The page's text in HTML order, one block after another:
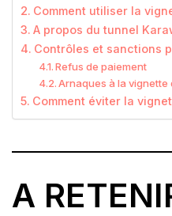
Comment utiliser la
A propos du tunnel
Contrôles et sanctions
Refus de paiement
Arnaques à la vignette
Comment éviter la
A